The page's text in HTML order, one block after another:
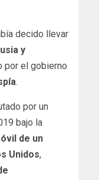
decido llevar
y
por el gobierno
.
por un
bajo la
de un
Unidos,